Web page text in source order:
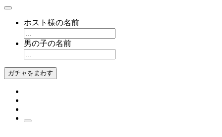
ホスト様の名前
男の子の名前
ガチャをまわす